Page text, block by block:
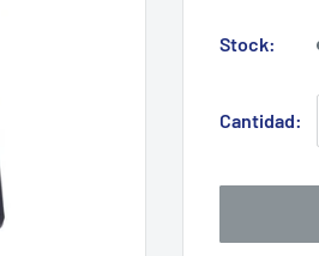
Stock:
Cantidad: